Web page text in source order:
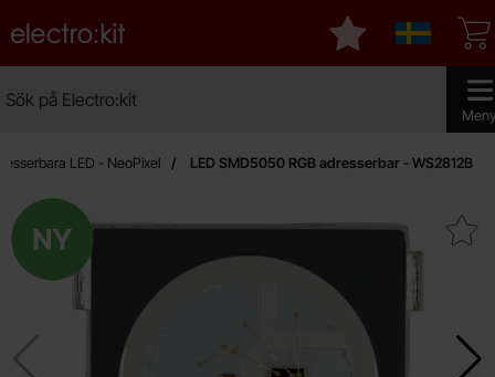
Startsidan för Electro:kit
Sverige
Mina favoriter
LED - NeoPixel LED SMD5050 RGB adresserbar - WS2812B
Makera lED SMD5050 RGB
Ny